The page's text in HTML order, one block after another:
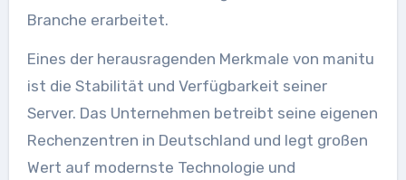
Branche erarbeitet.
Eines der herausragenden Merkmale von manitu
ist die Stabilität und Verfügbarkeit seiner
Server. Das Unternehmen betreibt seine eigenen
Rechenzentren in Deutschland und legt großen
Wert auf modernste Technologie und